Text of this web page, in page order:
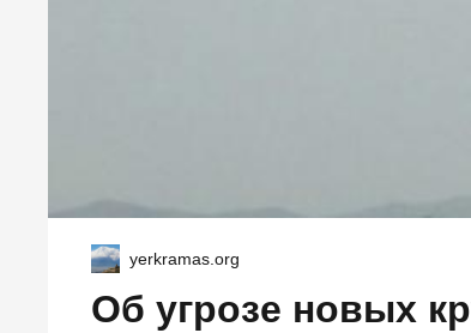
yerkramas.org
Об угрозе новых